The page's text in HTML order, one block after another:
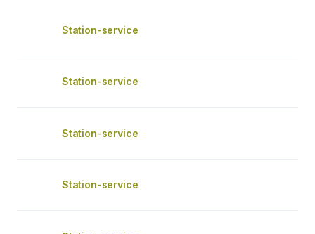
Station-service
Station-service
Station-service
Station-service